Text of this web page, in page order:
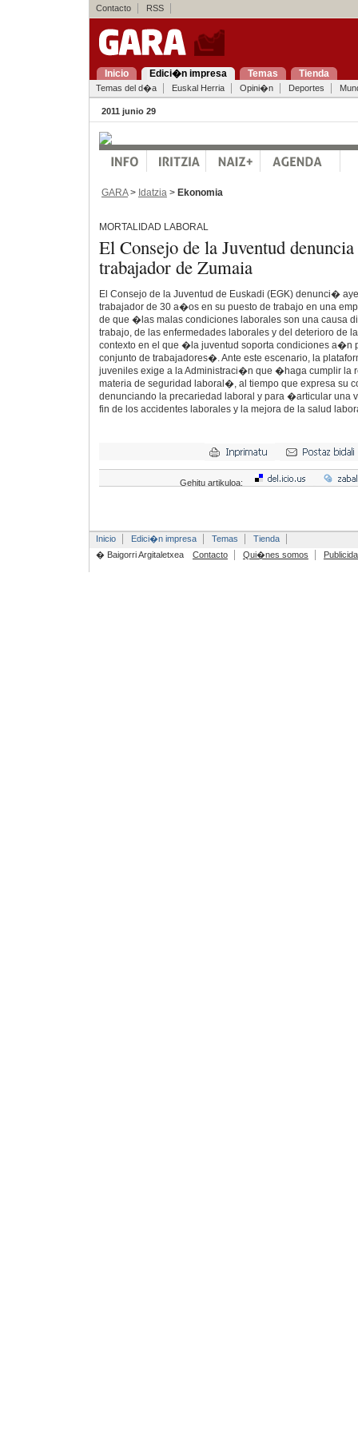
Contacto RSS
Inicio Edici�n impresa Temas Tienda
Temas del d�a Euskal Herria Opini�n Deportes
2011 junio 29
GARA> Idatzia > Ekonomia
MORTALIDAD LABORAL
El Consejo de la Juventud
trabajador de Zumaia
El Consejo de la Juventud de Euskadi (EGK) denunci�
trabajador de 30 a�os en su puesto de trabajo en una
de que �las malas condiciones laborales son una causa
trabajo, de las enfermedades laborales y del deterioro de
contexto en el que �la juventud soporta condiciones a�n
conjunto de trabajadores�. Ante este escenario, la
juveniles exige a la Administraci�n que �haga cumplir la
materia de seguridad laboral�, al tiempo que expresa su
denunciando la precariedad laboral y para �articular una
fin de los accidentes laborales y la mejora de la salud
Gehitu artikuloa:
Inicio Edici�n impresa Temas
Tienda
� Baigorri Argitaletxea
Contacto Qui�nes somos